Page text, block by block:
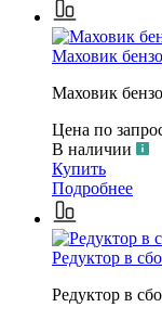
Маховик
Маховик
Цена по
В наличии
Купить
Подробнее
Редуктор в
Редуктор в